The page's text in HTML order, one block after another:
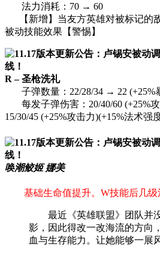
法力消耗：70 → 60
【新增】当友方英雄对被标记的
被动技能效果【警惕】
R – 圣枪洗礼
子弹数量：22/28/34 → 22 (+25%
每发子弹伤害：20/40/60 (+25%
15/30/45 (+25%攻击力)(+15%法术强
唤潮鲛姬 娜美
基础生命值提升。W技能后几级
最近《英雄联盟》团队并
影，因此得改一改海流的方向
血与生存能力。让她能够一展